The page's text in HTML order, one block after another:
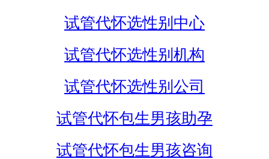
试管代怀选性别中心
试管代怀选性别机构
试管代怀选性别公司
试管代怀包生男孩助孕
试管代怀包生男孩咨询